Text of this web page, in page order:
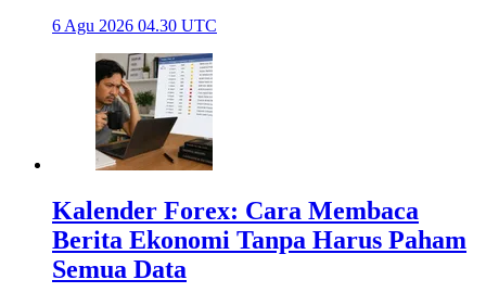
6 Agu 2026 04.30 UTC
Kalender Forex: Cara Membaca
Berita Ekonomi Tanpa Harus Paham
Semua Data